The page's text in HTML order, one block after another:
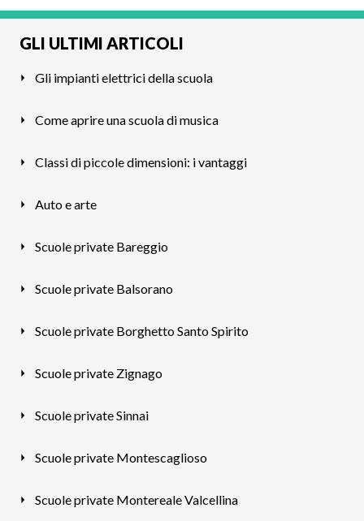
GLI ULTIMI ARTICOLI
Gli impianti elettrici della scuola
Come aprire una scuola di musica
Classi di piccole dimensioni: i vantaggi
Auto e arte
Scuole private Bareggio
Scuole private Balsorano
Scuole private Borghetto Santo Spirito
Scuole private Zignago
Scuole private Sinnai
Scuole private Montescaglioso
Scuole private Montereale Valcellina